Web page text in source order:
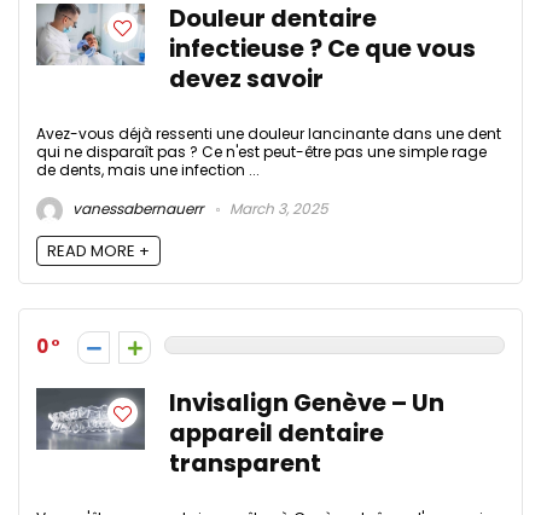
Douleur dentaire
infectieuse ? Ce que vous
devez savoir
Avez-vous déjà ressenti une douleur lancinante dans une dent
qui ne disparaît pas ? Ce n'est peut-être pas une simple rage
de dents, mais une infection ...
vanessabernauerr
March 3, 2025
READ MORE +
0
Invisalign Genève – Un
appareil dentaire
transparent